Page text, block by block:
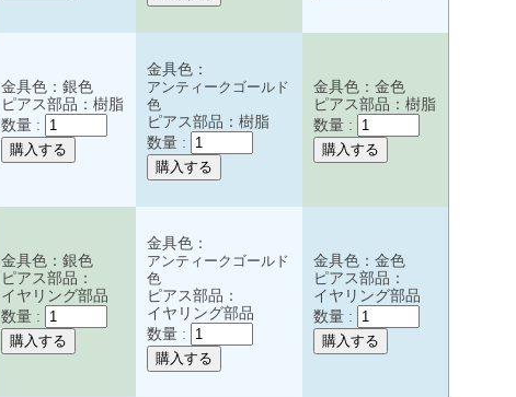
金具色：銀色
ピアス部品：樹脂
数量 :
金具色：
アンティークゴールド
色
ピアス部品：樹脂
数量 :
金具色：金色
ピアス部品：樹脂
数量 :
金具色：銀色
ピアス部品：
イヤリング部品
数量 :
金具色：
アンティークゴールド
色
ピアス部品：
イヤリング部品
数量 :
金具色：金色
ピアス部品：
イヤリング部品
数量 :